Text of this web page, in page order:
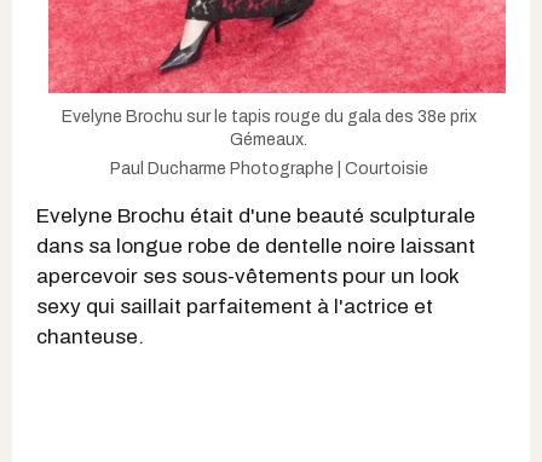
Evelyne Brochu sur le tapis rouge du gala des 38e prix
Gémeaux.
Paul Ducharme Photographe | Courtoisie
Evelyne Brochu était d'une beauté sculpturale
dans sa longue robe de dentelle noire laissant
apercevoir ses sous-vêtements pour un look
sexy qui saillait parfaitement à l'actrice et
chanteuse.